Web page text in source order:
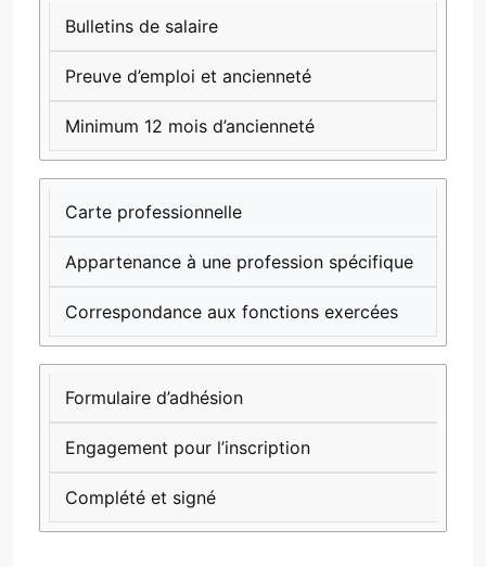
Bulletins de salaire
Preuve d’emploi et ancienneté
Minimum 12 mois d’ancienneté
Carte professionnelle
Appartenance à une profession spécifique
Correspondance aux fonctions exercées
Formulaire d’adhésion
Engagement pour l’inscription
Complété et signé